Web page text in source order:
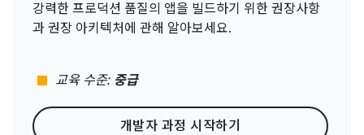
강력한 프로덕션 품질의 앱을 빌드하기 위한 권장사항
과 권장 아키텍처에 관해 알아보세요.
stop 교육 수준: 중급
개발자 과정 시작하기